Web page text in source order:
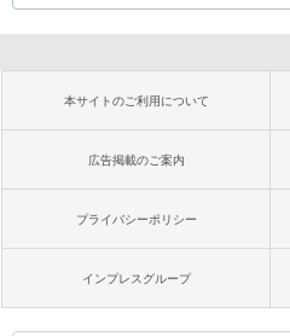
本サイトのご利用について
広告掲載のご案内
プライバシーポリシー
インプレスグループ